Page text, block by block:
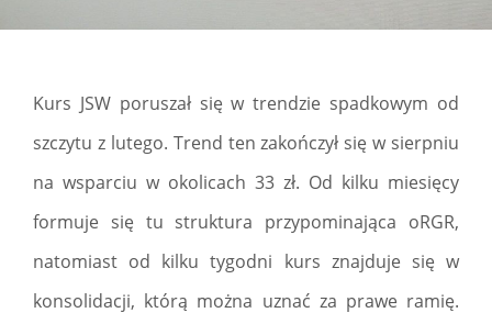
Kurs JSW poruszał się w trendzie spadkowym od
szczytu z lutego. Trend ten zakończył się w sierpniu
na wsparciu w okolicach 33 zł. Od kilku miesięcy
formuje się tu struktura przypominająca oRGR,
natomiast od kilku tygodni kurs znajduje się w
konsolidacji, którą można uznać za prawe ramię.